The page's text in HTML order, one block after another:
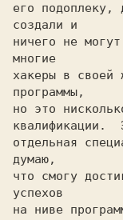
его
создали и
ничего не
многие
хакеры в своей
программы,
но это
квалификации.
отдельная
думаю,
что смогу
успехов
на ниве